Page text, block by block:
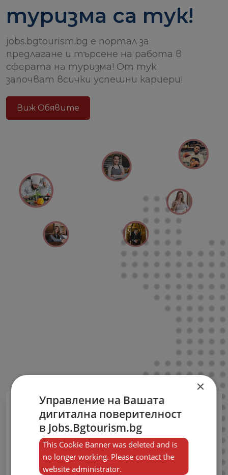
туризма са тук!
jobs.bgtourism.bg е портал за
предлагане и търсене на работа в
сферата на туризма! От тук
започват всички успешни кариери!
Виж Обявите
Публикувай
свободни работни
места сега!
×
Управление на Вашата
дигитална поверителност
в Jobs.Bgtourism.bg
This Cookie Banner was deleted and is
no longer working. Please contact the
website administrator.